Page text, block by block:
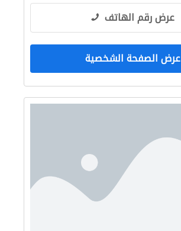
عرض رقم الهاتف
عرض الصفحة الشخصية